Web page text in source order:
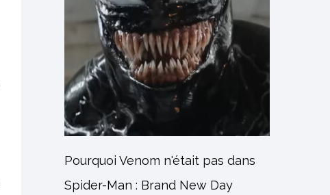
Pourquoi Venom n'était pas dans
Spider-Man : Brand New Day